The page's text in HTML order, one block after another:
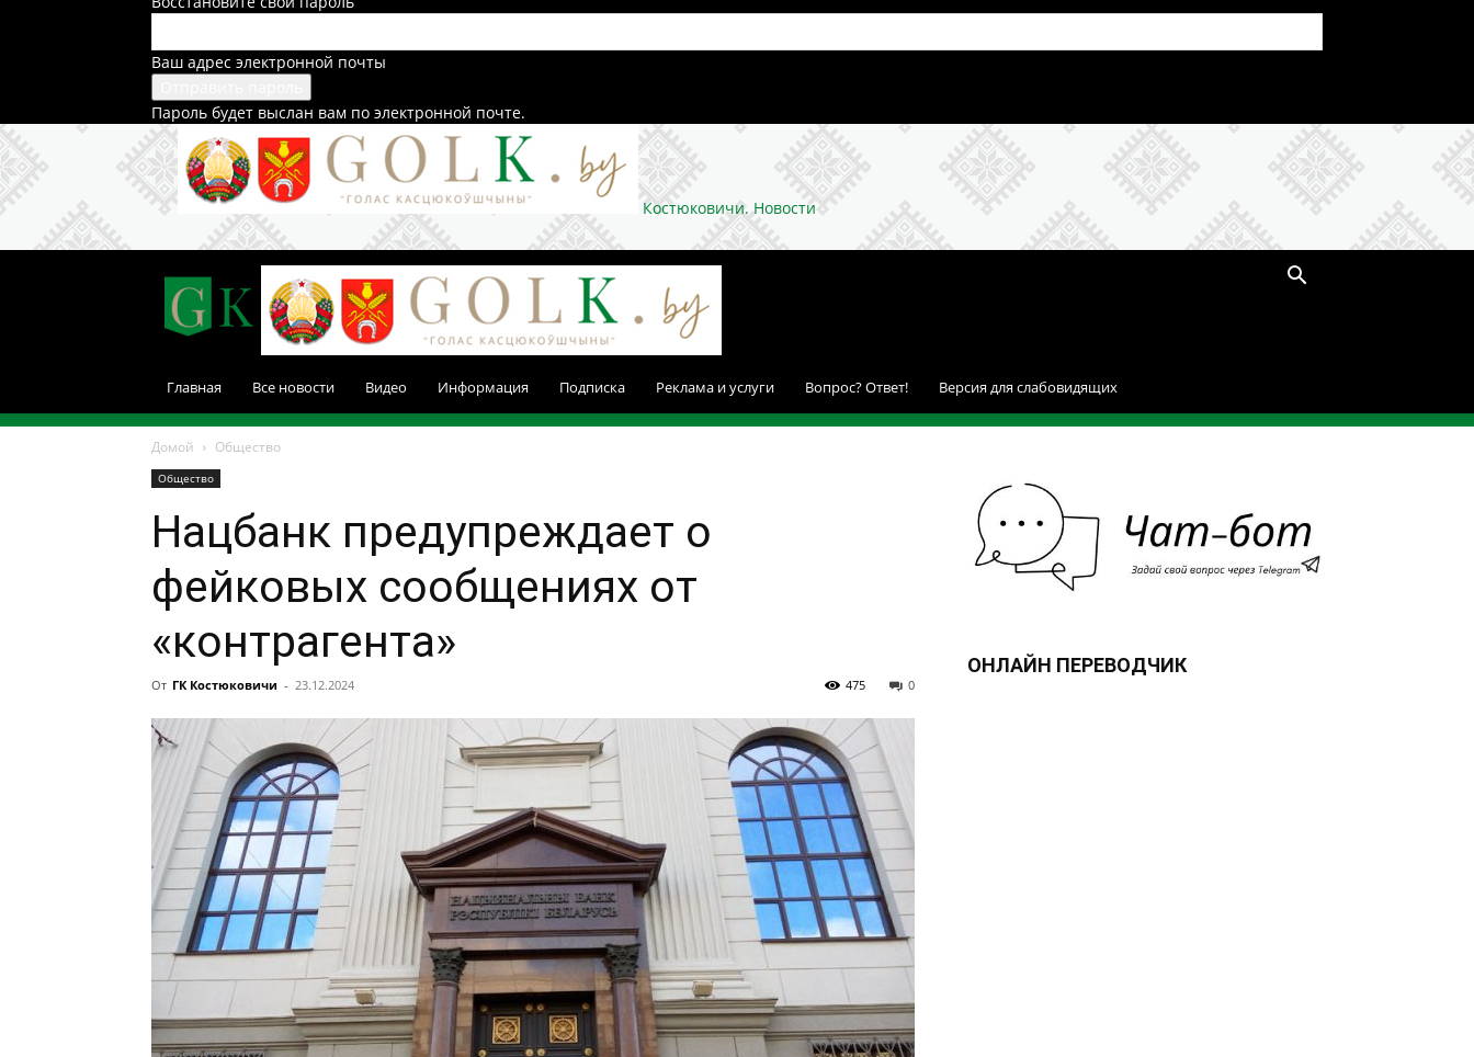
Ваш адрес электронной почты
Пароль будет выслан вам по электронной почте.
Костюковичи. Новости
Главная Все новости Видео Информация Подписка Реклама и услуги Вопрос? Ответ! Версия для слабовидящих
Домой Общество
Общество
Нацбанк предупреждает о
фейковых сообщениях от
«контрагента»
От ГК Костюковичи - 23.12.2024 0
475
ОНЛАЙН ПЕРЕВОДЧИК